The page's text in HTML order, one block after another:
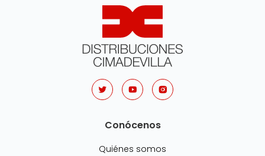
Conócenos
Quiénes somos